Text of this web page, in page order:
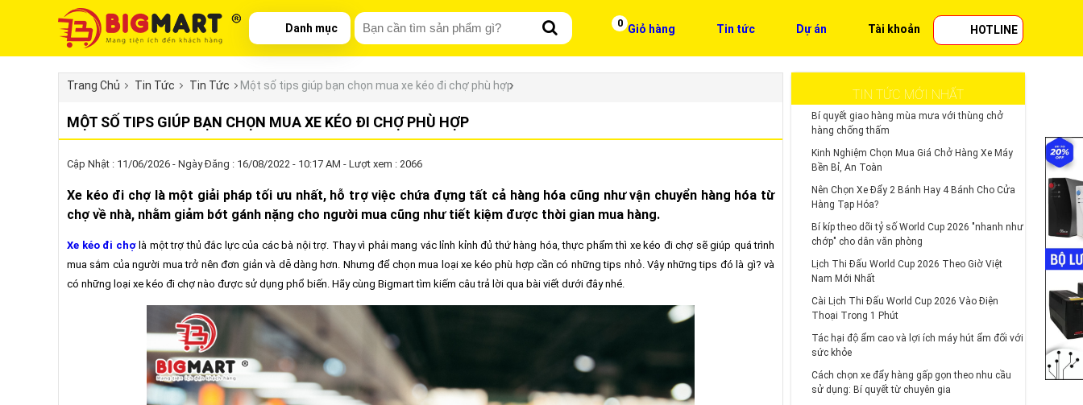
Danh mục 0 Giỏ hàng Tin tức Dự án Tài khoản HOTLINE
Trang Chủ Tin Tức Tin Tức Một số tips giúp bạn chọn mua xe kéo đi chợ phù hợp
MỘT SỐ TIPS GIÚP BẠN CHỌN MUA XE KÉO ĐI CHỢ PHÙ HỢP
Cập Nhật : 11/06/2026 - Ngày Đăng : 16/08/2022 - 10:17 AM - Lượt xem : 2066
Xe kéo đi chợ là một giải pháp tối ưu nhất, hỗ trợ việc chứa đựng tất cả hàng hóa cũng như vận chuyển hàng hóa từ
chợ về nhà, nhằm giảm bớt gánh nặng cho người mua cũng như tiết kiệm được thời gian mua hàng.
Xe kéo đi chợlà một trợ thủ đắc lực của các bà nội trợ. Thay vì phải mang vác lỉnh kỉnh đủ thứ hàng hóa, thực phẩm thì xe kéo đi chợ sẽ giúp quá trình
mua sắm của người mua trở nên đơn giản và dễ dàng hơn. Nhưng để chọn mua loại xe kéo phù hợp cần có những tips nhỏ. Vậy những tips đó là gì? và
có những loại xe kéo đi chợ nào được sử dụng phổ biến. Hãy cùng Bigmart tìm kiếm câu trả lời qua bài viết dưới đây nhé.
TIN TỨC MỚI NHẤT
Bí quyết giao hàng mùa mưa với thùng chở
hàng chống thấm
Kinh Nghiệm Chọn Mua Giá Chở Hàng Xe Máy
Bền Bỉ, An Toàn
Nên Chọn Xe Đẩy 2 Bánh Hay 4 Bánh Cho Cửa
Hàng Tạp Hóa?
Bí kíp theo dõi tỷ số World Cup 2026 "nhanh như
chớp" cho dân văn phòng
Lịch Thi Đấu World Cup 2026 Theo Giờ Việt
Nam Mới Nhất
Cài Lịch Thi Đấu World Cup 2026 Vào Điện
Thoại Trong 1 Phút
Tác hại độ ẩm cao và lợi ích máy hút ẩm đối với
sức khỏe
Cách chọn xe đẩy hàng gấp gọn theo nhu cầu
sử dụng: Bí quyết từ chuyên gia